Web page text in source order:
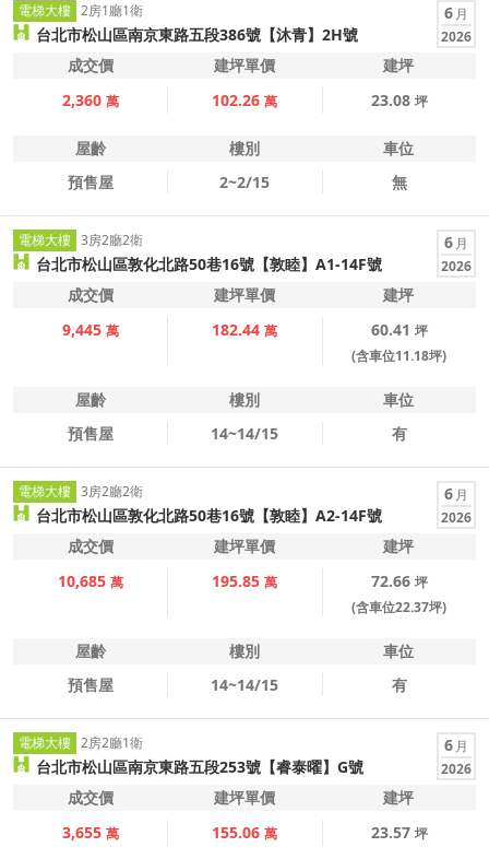
電梯大樓 2房1廳1衛
台北市松山區南京東路五段386號【沐青】2H號
6 月
2026
成交價 建坪單價
建坪
2,360 萬 102.26 萬 23.08 坪
屋齡 樓別
車位
預售屋
2~2/15 無
電梯大樓 3房2廳2衛
台北市松山區敦化北路50巷16號【敦睦】A1-14F號
6 月
2026
成交價 建坪單價
建坪
9,445 萬 182.44 萬 60.41 坪
(含車位11.18坪)
屋齡 樓別
車位
預售屋
14~14/15 有
電梯大樓 3房2廳2衛
台北市松山區敦化北路50巷16號【敦睦】A2-14F號
6 月
2026
成交價 建坪單價
建坪
10,685 萬 195.85 萬 72.66 坪
(含車位22.37坪)
屋齡 樓別
車位
預售屋
14~14/15 有
電梯大樓 2房2廳1衛
台北市松山區南京東路五段253號【睿泰曜】G號
6 月
2026
成交價 建坪單價
建坪
3,655 萬 155.06 萬 23.57 坪